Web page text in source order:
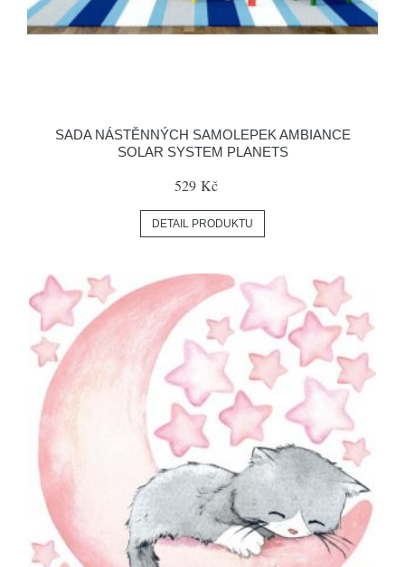
SADA NÁSTĚNNÝCH SAMOLEPEK AMBIANCE
SOLAR SYSTEM PLANETS
529 Kč
DETAIL PRODUKTU